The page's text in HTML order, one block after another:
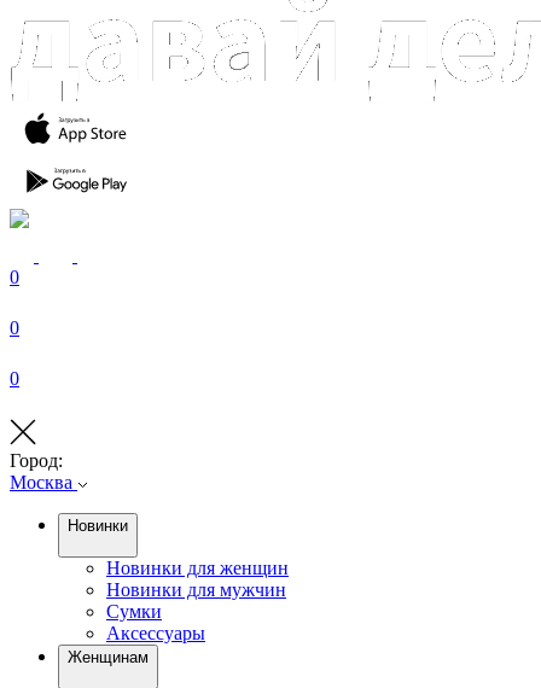
0
0
0
Город:
Москва
Новинки
Новинки для женщин
Новинки для мужчин
Сумки
Аксессуары
Женщинам